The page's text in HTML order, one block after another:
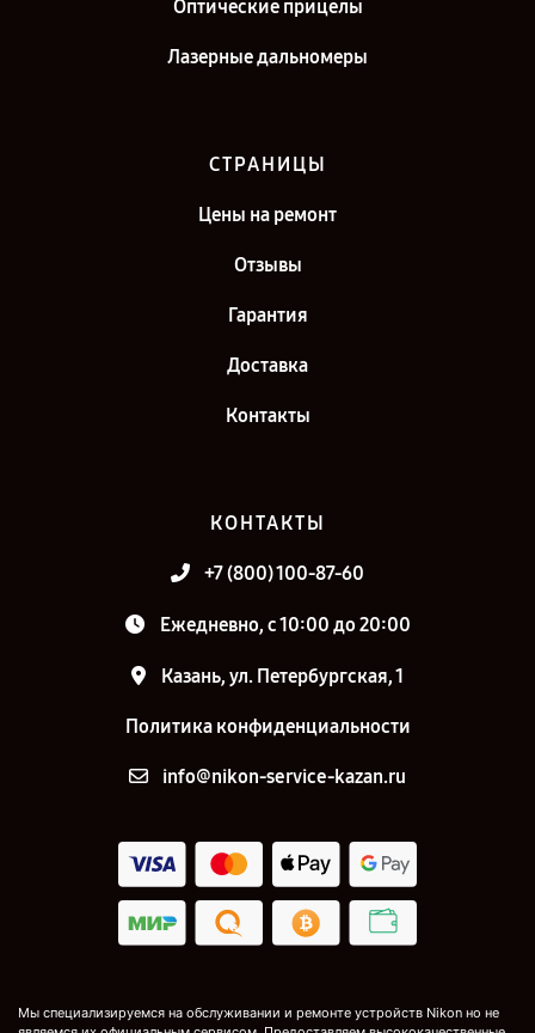
Оптические прицелы
Лазерные дальномеры
СТРАНИЦЫ
Цены на ремонт
Отзывы
Гарантия
Доставка
Контакты
КОНТАКТЫ
+7 (800) 100-87-60
Ежедневно, с 10:00 до 20:00
Казань, ул. Петербургская, 1
Политика конфиденциальности
info@nikon-service-kazan.ru
Мы специализируемся на обслуживании и ремонте устройств Nikon но не